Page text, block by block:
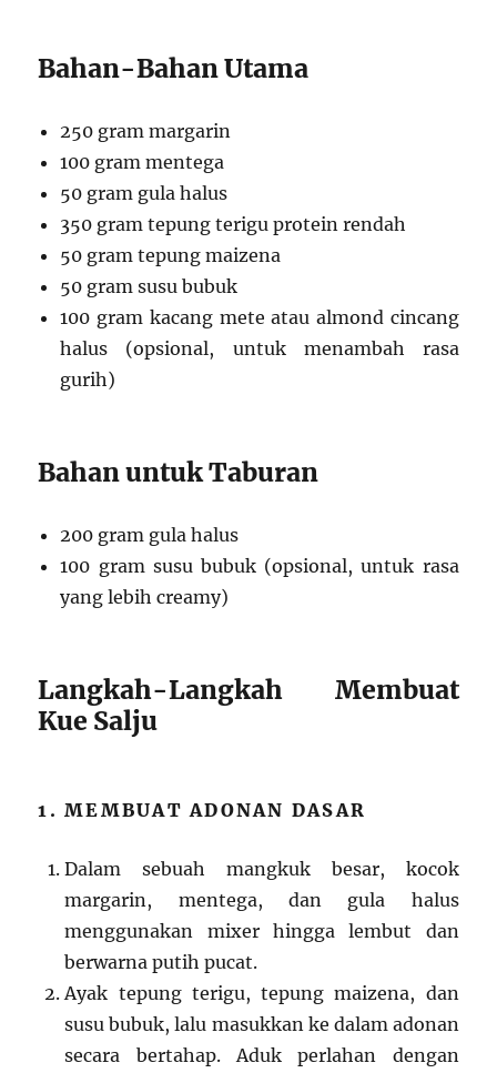
Bahan-Bahan Utama
250 gram margarin
100 gram mentega
50 gram gula halus
350 gram tepung terigu protein rendah
50 gram tepung maizena
50 gram susu bubuk
100 gram kacang mete atau almond cincang
halus (opsional, untuk menambah rasa
gurih)
Bahan untuk Taburan
200 gram gula halus
100 gram susu bubuk (opsional, untuk rasa
yang lebih creamy)
Langkah-Langkah Membuat
Kue Salju
1. MEMBUAT ADONAN DASAR
Dalam sebuah mangkuk besar, kocok
margarin, mentega, dan gula halus
menggunakan mixer hingga lembut dan
berwarna putih pucat.
Ayak tepung terigu, tepung maizena, dan
susu bubuk, lalu masukkan ke dalam adonan
secara bertahap. Aduk perlahan dengan